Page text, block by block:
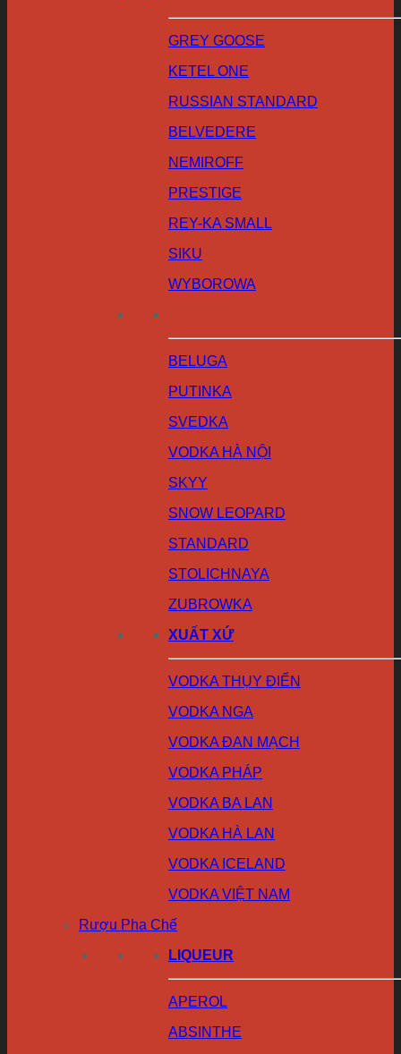
GREY GOOSE
KETEL ONE
RUSSIAN STANDARD
BELVEDERE
NEMIROFF
PRESTIGE
REY-KA SMALL
SIKU
WYBOROWA
BELUGA
PUTINKA
SVEDKA
VODKA HÀ NỘI
SKYY
SNOW LEOPARD
STANDARD
STOLICHNAYA
ZUBROWKA
XUẤT XỨ
VODKA THỤY ĐIỂN
VODKA NGA
VODKA ĐAN MẠCH
VODKA PHÁP
VODKA BA LAN
VODKA HÀ LAN
VODKA ICELAND
VODKA VIỆT NAM
Rượu Pha Chế
LIQUEUR
APEROL
ABSINTHE